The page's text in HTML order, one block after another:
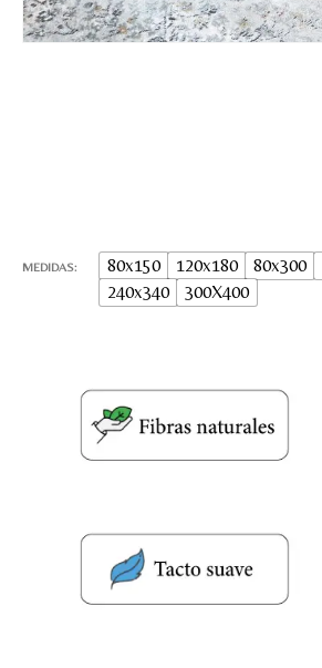
MEDIDAS 80x150 120x180 80x300
240x340
300X400